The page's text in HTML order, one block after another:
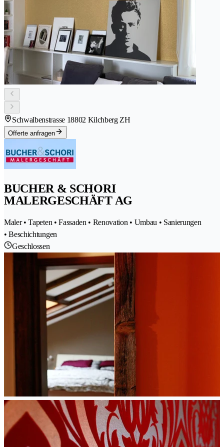
Schwalbenstrasse 18802 Kilchberg ZH
Offerte anfragen
BUCHER & SCHORI
MALERGESCHÄFT AG
Maler • Tapeten • Fassaden • Renovation • Umbau • Sanierungen
• Beschichtungen
Geschlossen